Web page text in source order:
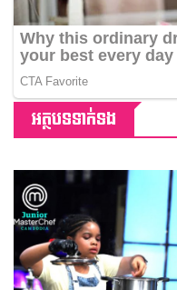
អត្ថបទទាក់ទង